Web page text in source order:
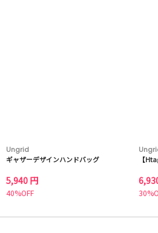
Ungrid
ギャザーデザインハンドバッグ
5,940 円
40%OFF
【